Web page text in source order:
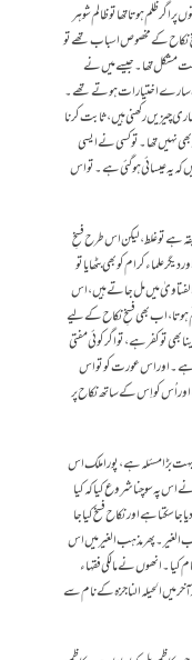
اگر ظلم ہوتا تھا تو ظالم شوہر
نکاح کے مخصوص اسباب تھے تو
بہت مشکل تھا۔ جیسے میں نے
سارے اختیارات ہوتے تھے۔
چیزیں رکھنی ہیں، ثابت کرنا
بھی نہیں تھا۔ تو کسی نے ایسی
کہ یہ عیسائی ہو گئی ہے۔ تو اس
ہے تو غلط، لیکن اس طرح فسخِ
علماء کرام کو بھی بٹھایا تو
میں مل جاتے ہیں، اس
ہوتا، اب بھی فسخِ نکاح کے لیے
بھی تو کفر ہے، تو اگر کوئی مفتی
ہے۔ اور اس عورت کو تو اس
اور اُس کو اِس کے ساتھ نکاح پر
بہت بڑا مسئلہ ہے، پورا ملک اس
اس پہ سوچنا شروع کیا کہ کیا
جا سکتا ہے اور نکاح فسخ کیا جا
الغیر۔ پھر مذہب الغیر میں اس
کیا۔ انھوں نے مالکی فقہاء
میں الحیلہ الناجزہ کے نام سے